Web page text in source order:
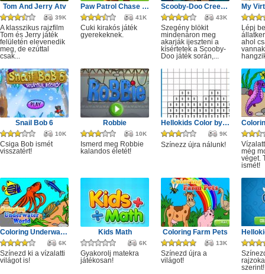
Tom And Jerry Atv
39K
A klasszikus rajzfilm
Tom és Jerry játék
felületén elevenedik
meg, de ezúttal
csak...
Paw Patrol Chase Puzzle
41K
Cuki kirakós játék
gyerekeknek.
Scooby-Doo Creepy Castle
43K
Szegény blökit
mindenáron meg
akarják ijeszteni a
kísértetek a Scooby-
Doo játék során,...
Lépj
ahol
Snail Bob 6
10K
Csiga Bob ismét
visszatért!
Robbie
10K
Ismerd meg Robbie
kalandos életét!
Hellokids Color by Number
9K
Színezz újra nálunk!
még
véget.
ismét!
Coloring Underwater World
6K
Színezd ki a vízalatti
világot is!
Kids Math
6K
Gyakorolj matekra
játékosan!
Coloring Farm Pets
13K
Színezd újra a
világot!
szerint!